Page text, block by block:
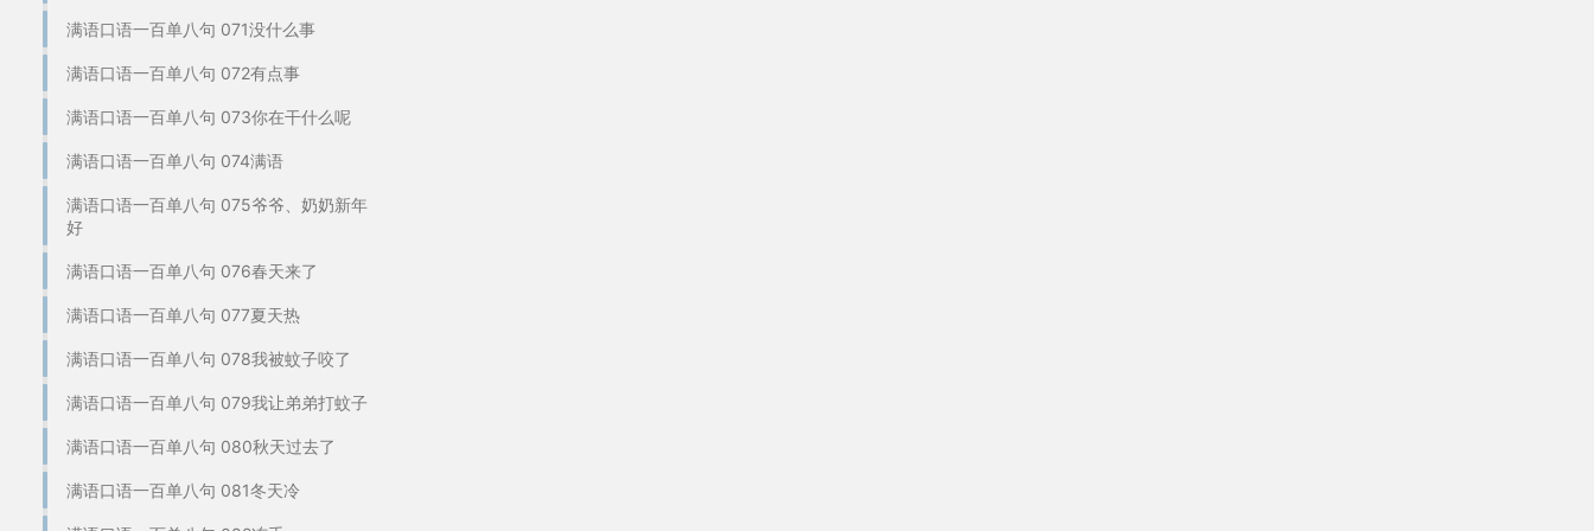
满语口语一百单八句 071没什么事
满语口语一百单八句 072有点事
满语口语一百单八句 073你在干什么呢
满语口语一百单八句 074满语
满语口语一百单八句 075爷爷、奶奶新年
好
满语口语一百单八句 076春天来了
满语口语一百单八句 077夏天热
满语口语一百单八句 078我被蚊子咬了
满语口语一百单八句 079我让弟弟打蚊子
满语口语一百单八句 080秋天过去了
满语口语一百单八句 081冬天冷